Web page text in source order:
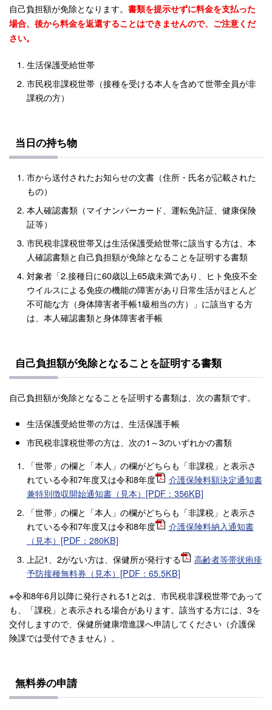
自己負担額が免除となります。 書類を提示せずに料金を支払った
場合、後から料金を返還することはできませんので、ご注意くだ
さい。
生活保護受給世帯
市民税非課税世帯（接種を受ける本人を含めて世帯全員が非
課税の方）
当日の持ち物
市から送付されたお知らせの文書（住所・氏名が記載された
もの）
本人確認書類（マイナンバーカード、運転免許証、健康保険
証等）
市民税非課税世帯又は生活保護受給世帯に該当する方は、本
人確認書類と自己負担額が免除となることを証明する書類
対象者「2.接種日に60歳以上65歳未満であり、ヒト免疫不全
ウイルスによる免疫の機能の障害があり日常生活がほとんど
不可能な方（身体障害者手帳1級相当の方）」に該当する方
は、本人確認書類と身体障害者手帳
自己負担額が免除となることを証明する書類
自己負担額が免除となることを証明する書類は、次の書類です。
生活保護受給世帯の方は、生活保護手帳
市民税非課税世帯の方は、次の1～3のいずれかの書類
「世帯」の欄と「本人」の欄がどちらも「非課税」と表示さ
れている令和7年度又は令和8年度
介護保険料額決定通知書
兼特別徴収開始通知書（見本）[PDF：356KB]
「世帯」の欄と「本人」の欄がどちらも「非課税」と表示さ
れている令和7年度又は令和8年度
介護保険料納入通知書
（見本）[PDF：280KB]
上記1、2がない方は、保健所が発行する
高齢者等帯状疱疹
予防接種無料券（見本）[PDF：65.5KB]
※令和8年6月以降に発行される1と2は、市民税非課税世帯であって
も、「課税」と表示される場合があります。該当する方には、3を
交付しますので、保健所健康増進課へ申請してください（介護保
険課では受付できません）。
無料券の申請